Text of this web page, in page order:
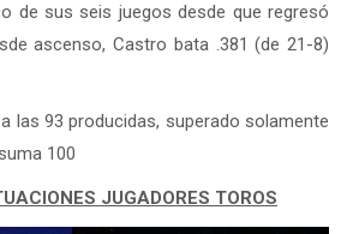
de sus seis juegos desde que regresó
ascenso, Castro bata .381 (de 21-8)
las 93 producidas, superado solamente
100
JUGADORES TOROS